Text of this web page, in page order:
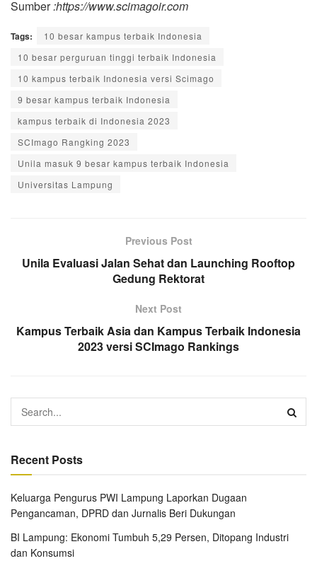
Sumber:https://www.scimagoir.com
Tags:
10 besar kampus terbaik Indonesia
10 besar perguruan tinggi terbaik Indonesia
10 kampus terbaik Indonesia versi Scimago
9 besar kampus terbaik Indonesia
kampus terbaik di Indonesia 2023
SCImago Rangking 2023
Unila masuk 9 besar kampus terbaik Indonesia
Universitas Lampung
Previous Post
Unila Evaluasi Jalan Sehat dan Launching Rooftop
Gedung Rektorat
Next Post
Kampus Terbaik Asia dan Kampus Terbaik Indonesia
2023 versi SCImago Rankings
Recent Posts
Keluarga Pengurus PWI Lampung Laporkan Dugaan
Pengancaman, DPRD dan Jurnalis Beri Dukungan
BI Lampung: Ekonomi Tumbuh 5,29 Persen, Ditopang Industri
dan Konsumsi